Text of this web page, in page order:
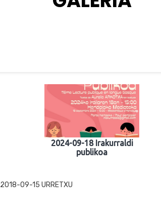
2024-09-18 Irakurraldi
publikoa
2018-09-15 URRETXU